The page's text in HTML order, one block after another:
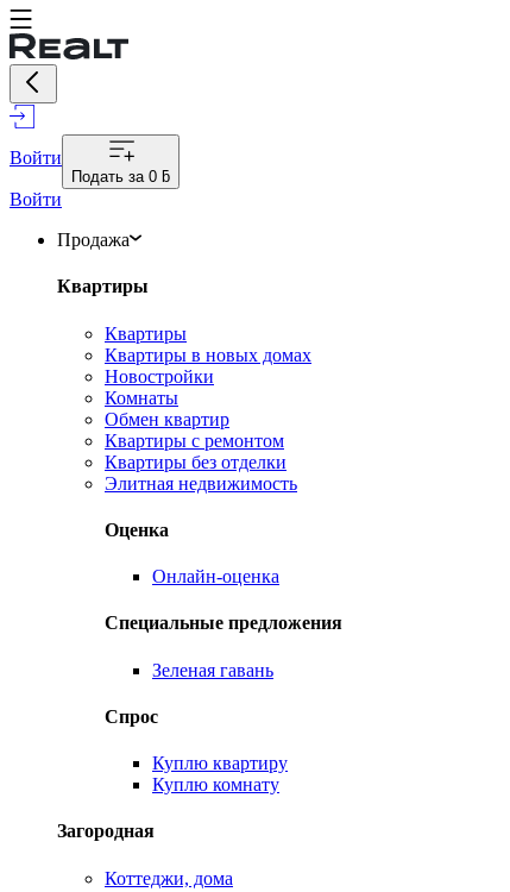
Войти
Подать за 0 ƃ
Войти
Продажа
Квартиры
Квартиры
Квартиры в новых домах
Новостройки
Комнаты
Обмен квартир
Квартиры с ремонтом
Квартиры без отделки
Элитная недвижимость
Оценка
Онлайн-оценка
Специальные предложения
Зеленая гавань
Спрос
Куплю квартиру
Куплю комнату
Загородная
Коттеджи, дома